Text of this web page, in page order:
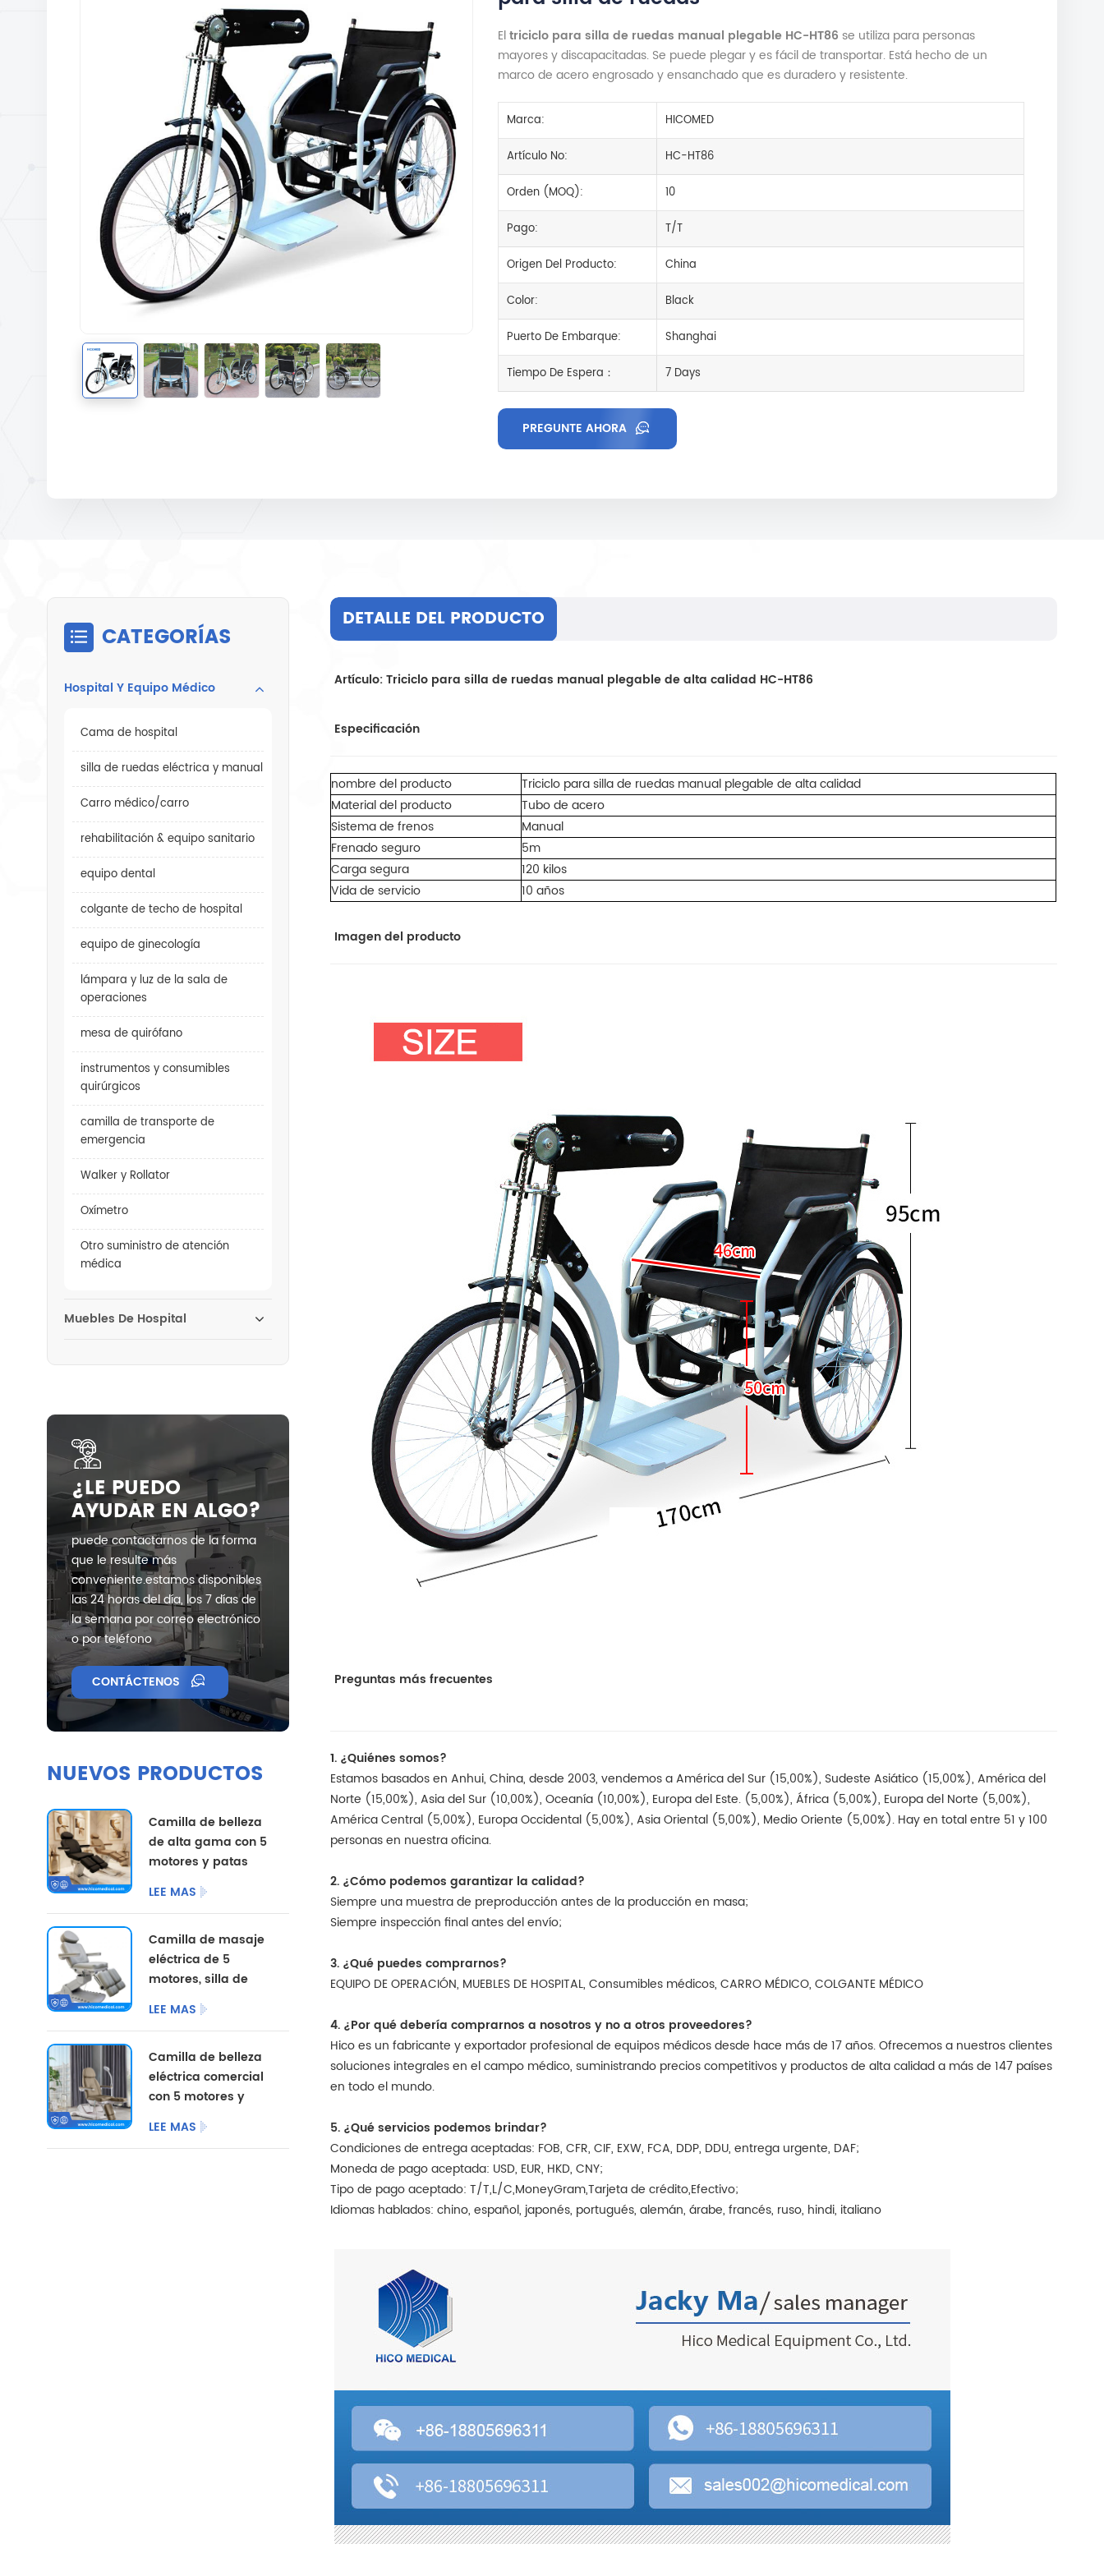
Eltriciclo para silla de ruedas manual plegable HC-HT86 se utiliza para personas
mayores y discapacitadas. Se puede plegar y es fácil de transportar. Está hecho de un
marco de acero engrosado y ensanchado que es duradero y resistente.
Marca: HICOMED
Artículo No: HC-HT86
Orden (MOQ): 10
Pago: T/T
Origen Del Producto: China
Color: Black
Puerto De Embarque: Shanghai
Tiempo De Espera： 7 Days
PREGUNTE AHORA
DETALLE DEL PRODUCTO
Artículo: Triciclo para silla de ruedas manual plegable de alta calidad HC-HT86
Especificación
nombre del producto
Triciclo para silla de ruedas manual plegable de alta calidad
Material del producto
Tubo de acero
Sistema de frenos
Manual
Frenado seguro
5m
Carga segura
120 kilos
Vida de servicio
10 años
Imagen del producto
Preguntas más frecuentes
1. ¿Quiénes somos?
Estamos basados ​​en Anhui, China, desde 2003, vendemos a América del Sur (15,00%), Sudeste Asiático (15,00%), América del
Norte (15,00%), Asia del Sur (10,00%), Oceanía (10,00%), Europa del Este. (5,00%), África (5,00%), Europa del Norte (5,00%),
América Central (5,00%), Europa Occidental (5,00%), Asia Oriental (5,00%), Medio Oriente (5,00%). Hay en total entre 51 y 100
personas en nuestra oficina.
2. ¿Cómo podemos garantizar la calidad?
Siempre una muestra de preproducción antes de la producción en masa;
Siempre inspección final antes del envío;
3. ¿Qué puedes comprarnos?
EQUIPO DE OPERACIÓN, MUEBLES DE HOSPITAL, Consumibles médicos, CARRO MÉDICO, COLGANTE MÉDICO
4. ¿Por qué debería comprarnos a nosotros y no a otros proveedores?
Hico es un fabricante y exportador profesional de equipos médicos desde hace más de 17 años. Ofrecemos a nuestros clientes
soluciones integrales en el campo médico, suministrando precios competitivos y productos de alta calidad a más de 147 países
en todo el mundo.
5. ¿Qué servicios podemos brindar?
Condiciones de entrega aceptadas: FOB, CFR, CIF, EXW, FCA, DDP, DDU, entrega urgente, DAF;
Moneda de pago aceptada: USD, EUR, HKD, CNY;
Tipo de pago aceptado: T/T,L/C,MoneyGram,Tarjeta de crédito,Efectivo;
Idiomas hablados: chino, español, japonés, portugués, alemán, árabe, francés, ruso, hindi, italiano
CATEGORÍAS
Hospital Y Equipo Médico
Cama de hospital
silla de ruedas eléctrica y manual
Carro médico/carro
rehabilitación & equipo sanitario
equipo dental
colgante de techo de hospital
equipo de ginecología
lámpara y luz de la sala de
operaciones
mesa de quirófano
instrumentos y consumibles
quirúrgicos
camilla de transporte de
emergencia
Walker y Rollator
Oxímetro
Otro suministro de atención
médica
Muebles De Hospital
¿LE PUEDO
AYUDAR EN ALGO?
puede contactarnos de la forma
que le resulte más
conveniente.estamos disponibles
las 24 horas del día, los 7 días de
la semana por correo electrónico
o por teléfono
CONTÁCTENOS
NUEVOS PRODUCTOS
Camilla de belleza
de alta gama con 5
motores y patas
divididas, con
opciones de color
LEE MAS
Camilla de masaje
eléctrica de 5
motores, silla de
pedicura
cosmética,
salón, camilla de
belleza eléctrica
para centro de
podología.
LEE MAS
Camilla de belleza
eléctrica comercial
con 5 motores y
patas divididas.
LEE MAS